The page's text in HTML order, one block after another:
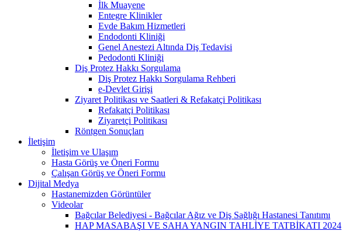
İlk Muayene
Entegre Klinikler
Evde Bakım Hizmetleri
Endodonti Kliniği
Genel Anestezi Altında Diş Tedavisi
Pedodonti Kliniği
Diş Protez Hakkı Sorgulama
Diş Protez Hakkı Sorgulama Rehberi
e-Devlet Girişi
Ziyaret Politikası ve Saatleri & Refakatçi Politikası
Refakatçi Politikası
Ziyaretçi Politikası
Röntgen Sonuçları
İletişim
İletişim ve Ulaşım
Hasta Görüş ve Öneri Formu
Çalışan Görüş ve Öneri Formu
Dijital Medya
Hastanemizden Görüntüler
Videolar
Bağcılar Belediyesi - Bağcılar Ağız ve Diş Sağlığı Hastanesi Tanıtımı
HAP MASABAŞI VE SAHA YANGIN TAHLİYE TATBİKATI 2024